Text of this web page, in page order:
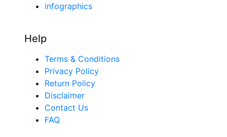
infographics
Help
Terms & Conditions
Privacy Policy
Return Policy
Disclaimer
Contact Us
FAQ